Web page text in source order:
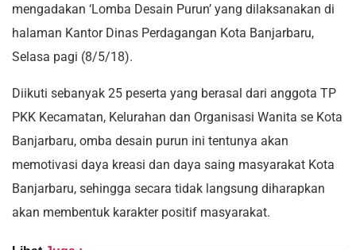
mengadakan ‘Lomba Desain Purun’ yang dilaksanakan di
halaman Kantor Dinas Perdagangan Kota Banjarbaru,
Selasa pagi (8/5/18).
Diikuti sebanyak 25 peserta yang berasal dari anggota TP
PKK Kecamatan, Kelurahan dan Organisasi Wanita se Kota
Banjarbaru, omba desain purun ini tentunya akan
memotivasi daya kreasi dan daya saing masyarakat Kota
Banjarbaru, sehingga secara tidak langsung diharapkan
akan membentuk karakter positif masyarakat.